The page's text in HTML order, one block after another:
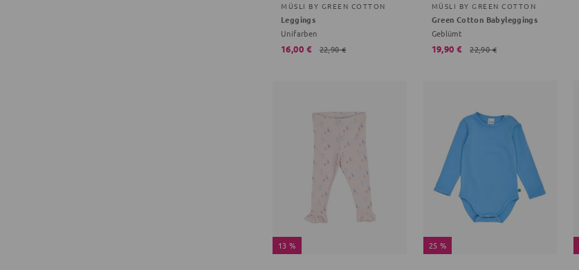
MÜSLI BY GREEN COTTON
Leggings
Unifarben
16,00 € 22,90 €
MÜSLI BY GREEN COTTON
Green Cotton Babyleggings
Geblümt
19,90 € 22,90 €
13 % 25 %